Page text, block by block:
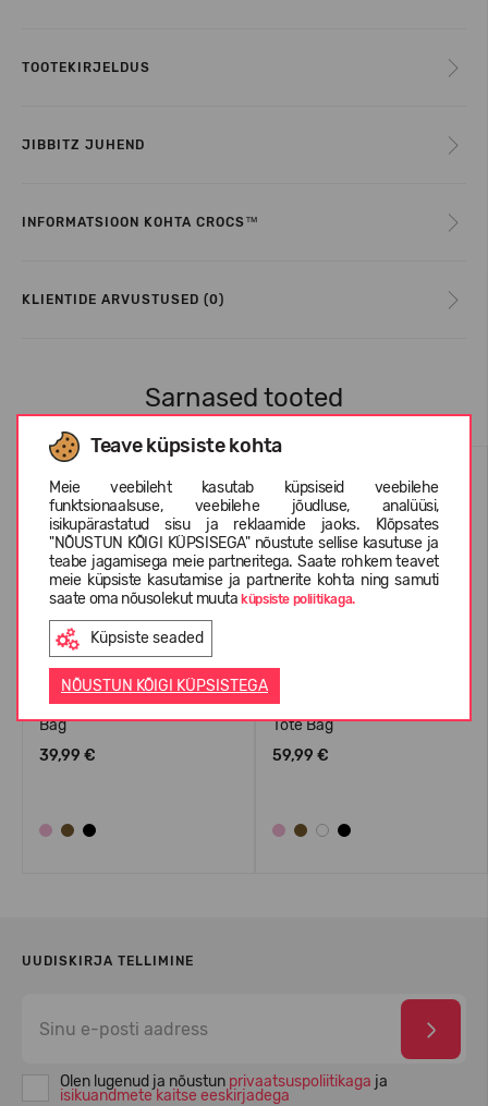
Teave küpsiste kohta
Meie veebileht kasutab küpsiseid veebilehe
funktsionaalsuse, veebilehe jõudluse, analüüsi,
isikupärastatud sisu ja reklaamide jaoks. Klõpsates
"NÕUSTUN KÕIGI KÜPSISEGA" nõustute sellise kasutuse ja
teabe jagamisega meie partneritega. Saate rohkem teavet
meie küpsiste kasutamise ja partnerite kohta ning samuti
saate oma nõusolekut muutaküpsiste poliitikaga.
Küpsiste seaded
NÕUSTUN KÕIGI KÜPSISTEGA
TOOTEKIRJELDUS
JIBBITZ JUHEND
INFORMATSIOON KOHTA CROCS™
KLIENTIDE ARVUSTUSED (0)
Sarnased tooted
Crocs™ Classic Small Tote
Bag
39,99 €
Crocs™ Classic Medium
Tote Bag
59,99 €
UUDISKIRJA TELLIMINE
Olen lugenud ja nõustun privaatsuspoliitikaga ja
isikuandmete kaitse eeskirjadega